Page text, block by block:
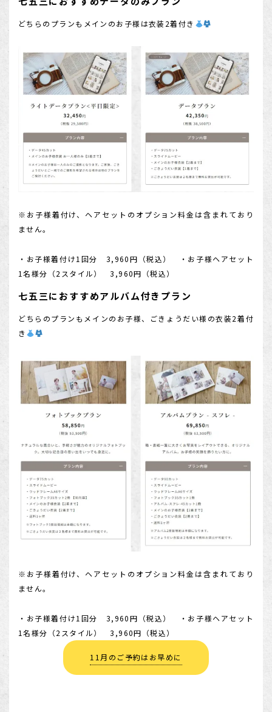
どちらのプランもメインのお子様は衣装2着付き
※お子様着付け、ヘアセットのオプション料金は含まれており
ません。
・お子様着付け1回分 3,960円（税込） ・お子様ヘアセット
1名様分（2スタイル） 3,960円（税込）
七五三におすすめアルバム付きプラン
どちらのプランもメインのお子様、ごきょうだい様の衣装2着付
き
※お子様着付け、ヘアセットのオプション料金は含まれており
ません。
・お子様着付け1回分 3,960円（税込） ・お子様ヘアセット
1名様分（2スタイル） 3,960円（税込）
11月のご予約はお早めに